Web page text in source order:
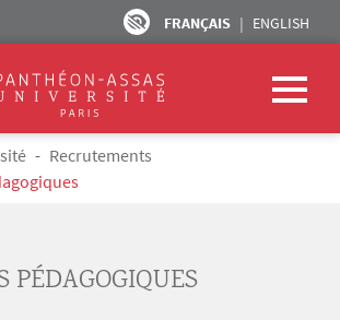
FRANÇAIS ENGLISH
Recrutements
PÉDAGOGIQUES